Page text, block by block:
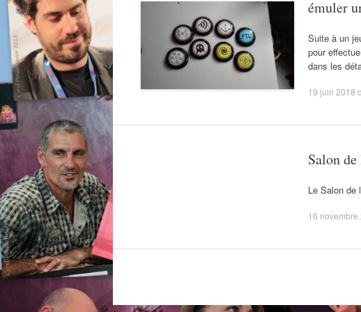
émuler
Suite à un
pour
dans les
19 juin 2018
Salon
Le Salon de
16 novembre